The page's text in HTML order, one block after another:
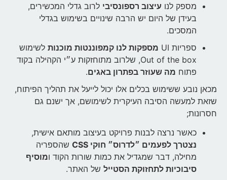
מספק לנו עיצוב רספונסיבי לרוב גדלי המכשירים,
בעידן של היום יש הרבה שינויים בשימוש בגדלי
המסכים.
ספריות UI
מספקות לנו קמפוננטות מוכנות לשימוש
Out of the box, שלרוב מתוחזקות ע״י הקהילה בקוד
פתוח מה שעוזר בפתרון באגים.
מכאן נובע ששימוש בכלים אלו יכול לייעל את תהליך הפיתוח,
שזאת למעשה הסיבה העיקרית לשימושם, אך ישנם גם
חסרונות;
כאשר נרצה לבנות פרויקט בעיצוב מותאם אישית,
נצטרך לפעמים ״לדרוס״ חוקי CSS
שהספריה
מחילה, דבר שמגדיל את כמות שורות הקוד ומוסיף
סיבוכיות לתחזוקת הסטייל של האתר.